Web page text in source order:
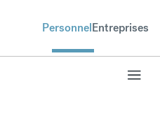
PersonnelEntreprises